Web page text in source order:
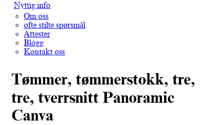
Nyttig info
Om oss
ofte stilte spørsmål
Attester
Blogg
Kontakt oss
Tømmer, tømmerstokk, tre,
tre, tverrsnitt Panoramic
Canva